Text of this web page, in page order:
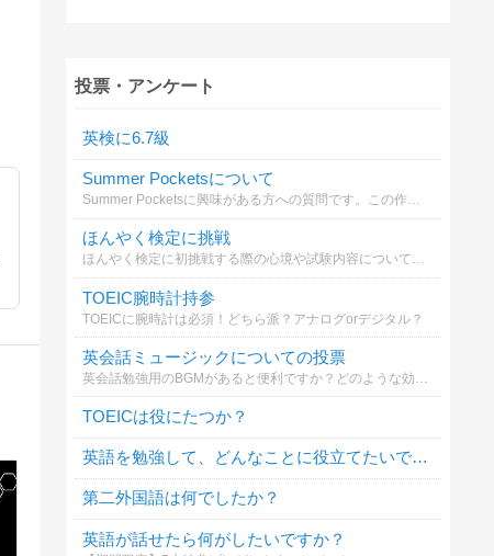
投票・アンケート
英検に6.7級
Summer Pocketsについて
Summer Pocketsに興味がある方への質問です。この作品をプレイしてみたいですか？
ほんやく検定に挑戦
ほんやく検定に初挑戦する際の心境や試験内容について投票してください
TOEIC腕時計持参
TOEICに腕時計は必須！どちら派？アナログorデジタル？
英会話ミュージックについての投票
TOEICは役にたつか？
英語を勉強して、どんなことに役立てたいですか？
第二外国語は何でしたか？
英語が話せたら何がしたいですか？